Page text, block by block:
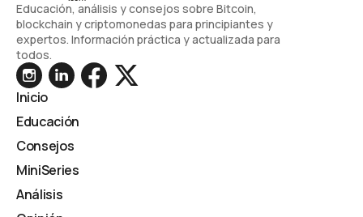
Educación, análisis y consejos sobre Bitcoin,
blockchain y criptomonedas para principiantes y
expertos. Información práctica y actualizada para
todos.
Inicio
Educación
Consejos
MiniSeries
Análisis